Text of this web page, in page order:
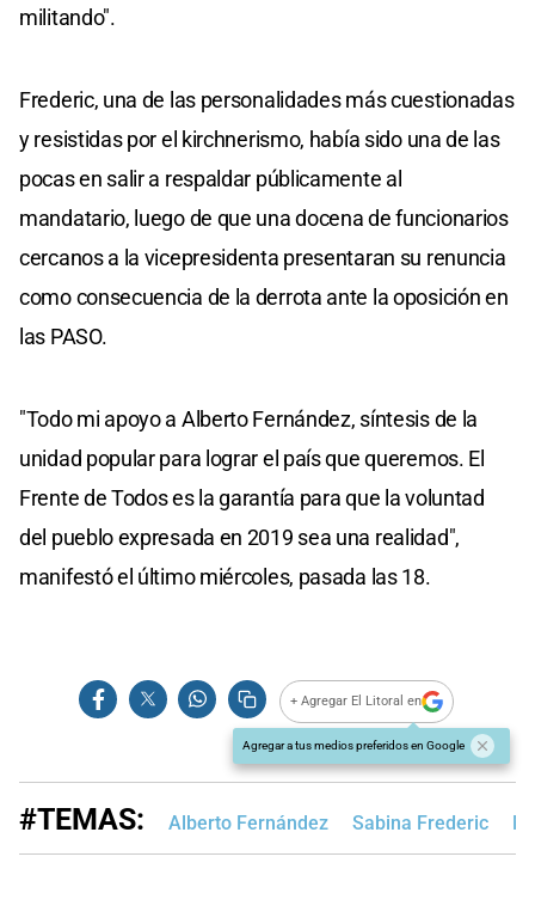
militando".
Frederic, una de las personalidades más cuestionadas
y resistidas por el kirchnerismo, había sido una de las
pocas en salir a respaldar públicamente al
mandatario, luego de que una docena de funcionarios
cercanos a la vicepresidenta presentaran su renuncia
como consecuencia de la derrota ante la oposición en
las PASO.
"Todo mi apoyo a Alberto Fernández, síntesis de la
unidad popular para lograr el país que queremos. El
Frente de Todos es la garantía para que la voluntad
del pueblo expresada en 2019 sea una realidad",
manifestó el último miércoles, pasada las 18.
+ Agregar El Litoral en
Agregar a tus medios preferidos en Google
#TEMAS: Alberto Fernández Sabina Frederic